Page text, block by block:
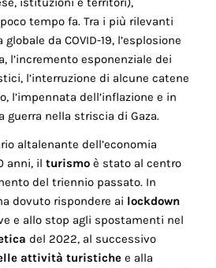
tempo fa. Tra i più rilevanti
da COVID-19, l’esplosione
l’incremento esponenziale dei
l’interruzione di alcune catene
l’impennata dell’inflazione e in
nella striscia di Gaza.
altalenante dell’economia
anni, ilturismo è stato al centro
del triennio passato. In
dovuto rispondere ai lockdown
e allo stop agli spostamenti nel
del 2022, al successivo
attività turistiche e alla